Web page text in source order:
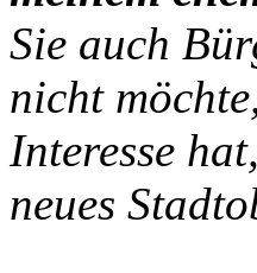
Sie auch
nicht
Interesse
neues